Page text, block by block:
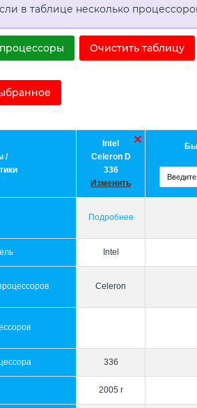
в таблице несколько
Очистить таблицу
/
Intel
Celeron D
336
Изменить
Подробнее
Intel
Celeron
336
2005 г